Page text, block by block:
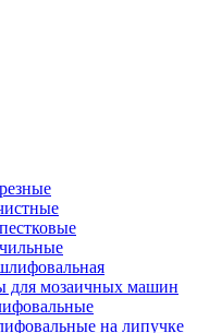
для мозаичных машин
на липучке